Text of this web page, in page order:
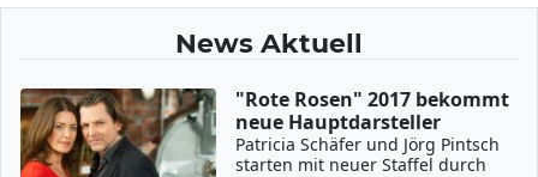
News Aktuell
"Rote Rosen" 2017 bekommt
neue Hauptdarsteller
Patricia Schäfer und Jörg Pintsch
starten mit neuer Staffel durch